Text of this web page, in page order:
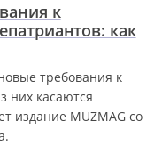
к
как
требования к
них касаются
издание MUZMAG со